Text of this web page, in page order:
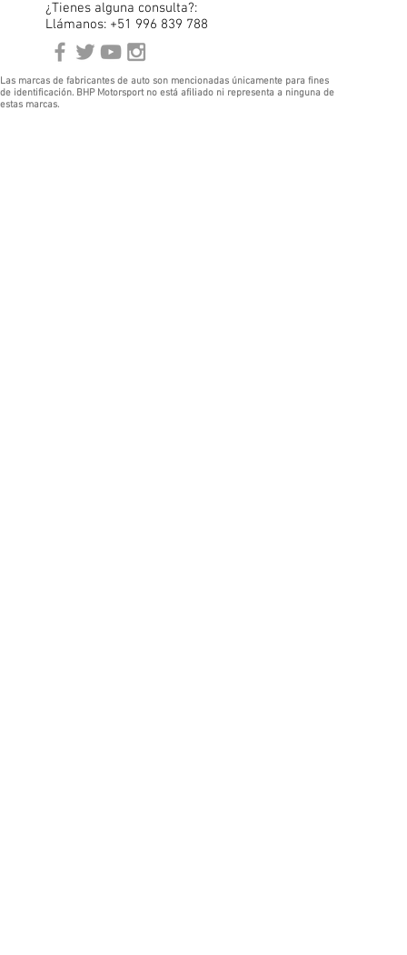
¿Tienes alguna consulta?:
Llámanos: +51 996 839 788
Las marcas de fabricantes de auto son mencionadas únicamente para fines
de identificación. BHP Motorsport no está afiliado ni representa a ninguna de
estas marcas.